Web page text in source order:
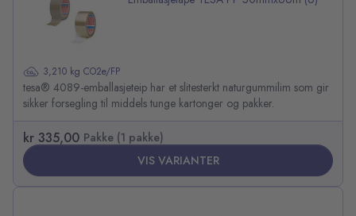
3,210 kg CO2e/FP
tesa® 4089-emballasjeteip har et slitesterkt naturgummilim som gir
sikker forsegling til middels tunge kartonger og pakker.
VIS VARIANTER
kr 335,00 Pakke (1 pakke)